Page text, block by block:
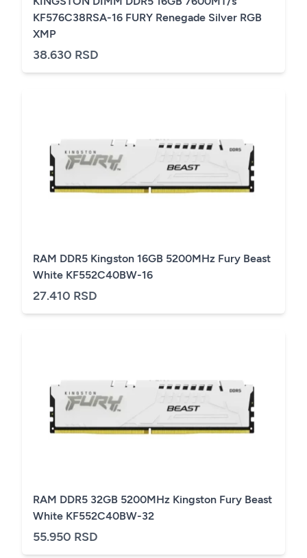
KF576C38RSA-16 FURY Renegade Silver RGB
XMP
38.630 RSD
RAM DDR5 Kingston 16GB 5200MHz Fury Beast
White KF552C40BW-16
27.410 RSD
RAM DDR5 32GB 5200MHz Kingston Fury Beast
White KF552C40BW-32
55.950 RSD